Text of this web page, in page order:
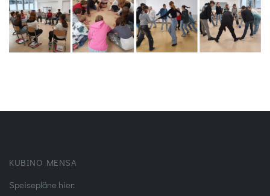
KUBINO MENSA
Speisepläne hier: